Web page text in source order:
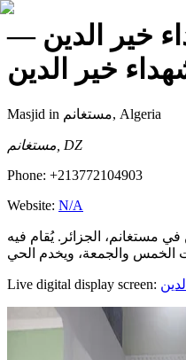
خير الدين —
خير الدين
Masjid in مستغانم, Algeria
مستغانم, DZ
Phone: +213772104903
Website: N/A
مستغانم، الجزائر. يُقام فيه
Live digital display screen: